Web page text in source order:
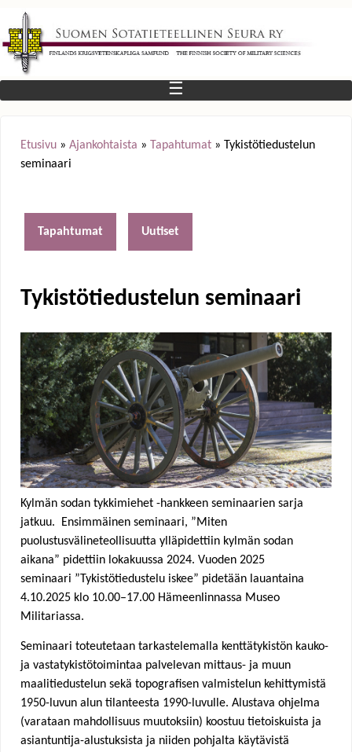
Y
o
u
a
e
h
e
r
e
Etusivu » Ajankohtaista » Tapahtumat » Tykistötiedustelun
seminaari
Tapahtumat Uutiset
Tykistötiedustelun seminaari
Kylmän sodan tykkimiehet -hankkeen seminaarien sarja
jatkuu. Ensimmäinen seminaari, ”Miten
puolustusvälineteollisuutta ylläpidettiin kylmän sodan
aikana” pidettiin lokakuussa 2024. Vuoden 2025
seminaari ”Tykistötiedustelu iskee” pidetään lauantaina
4.10.2025 klo 10.00–17.00 Hämeenlinnassa Museo
Militariassa.
Seminaari toteutetaan tarkastelemalla kenttätykistön kauko-
ja vastatykistötoimintaa palvelevan mittaus- ja muun
maalitiedustelun sekä topografisen valmistelun kehittymistä
1950-luvun alun tilanteesta 1990-luvulle. Alustava ohjelma
(varataan mahdollisuus muutoksiin) koostuu tietoiskuista ja
asiantuntija-alustuksista ja niiden pohjalta käytävistä
☰